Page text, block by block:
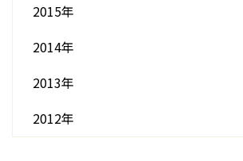
2015年
2014年
2013年
2012年